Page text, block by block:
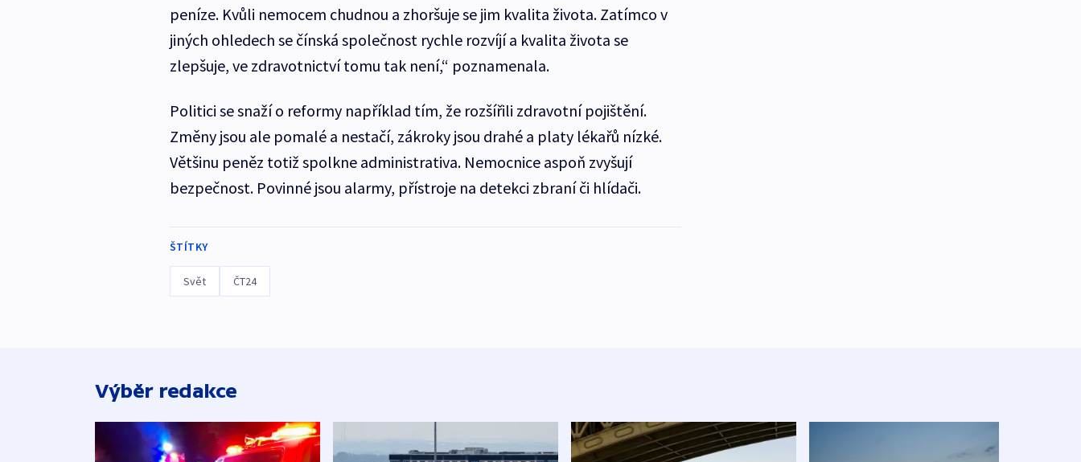
peníze. Kvůli nemocem chudnou a zhoršuje se jim kvalita života. Zatímco v
jiných ohledech se čínská společnost rychle rozvíjí a kvalita života se
zlepšuje, ve zdravotnictví tomu tak není,“ poznamenala.
Politici se snaží o reformy například tím, že rozšířili zdravotní pojištění.
Změny jsou ale pomalé a nestačí, zákroky jsou drahé a platy lékařů nízké.
Většinu peněz totiž spolkne administrativa. Nemocnice aspoň zvyšují
bezpečnost. Povinné jsou alarmy, přístroje na detekci zbraní či hlídači.
ŠTÍTKY
Svět ČT24
Výběr redakce